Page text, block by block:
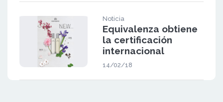
Noticia
Equivalenza obtiene
la certificación
internacional
14/02/18